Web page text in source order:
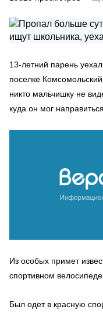
13-летний парень
поселке
никто мальчишку не
куда он мог направиться.
Из особых примет
спортивном велосипеде.
Был одет в красную